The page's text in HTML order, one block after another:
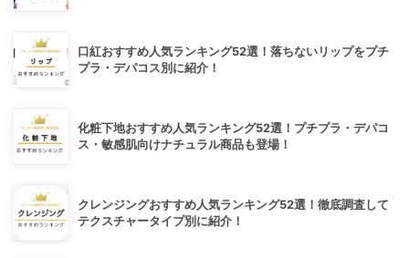
口紅おすすめ人気ランキング52選！落ちないリップをプチ
プラ・デパコス別に紹介！
化粧下地おすすめ人気ランキング52選！プチプラ・デパコ
ス・敏感肌向けナチュラル商品も登場！
クレンジングおすすめ人気ランキング52選！徹底調査して
テクスチャータイプ別に紹介！